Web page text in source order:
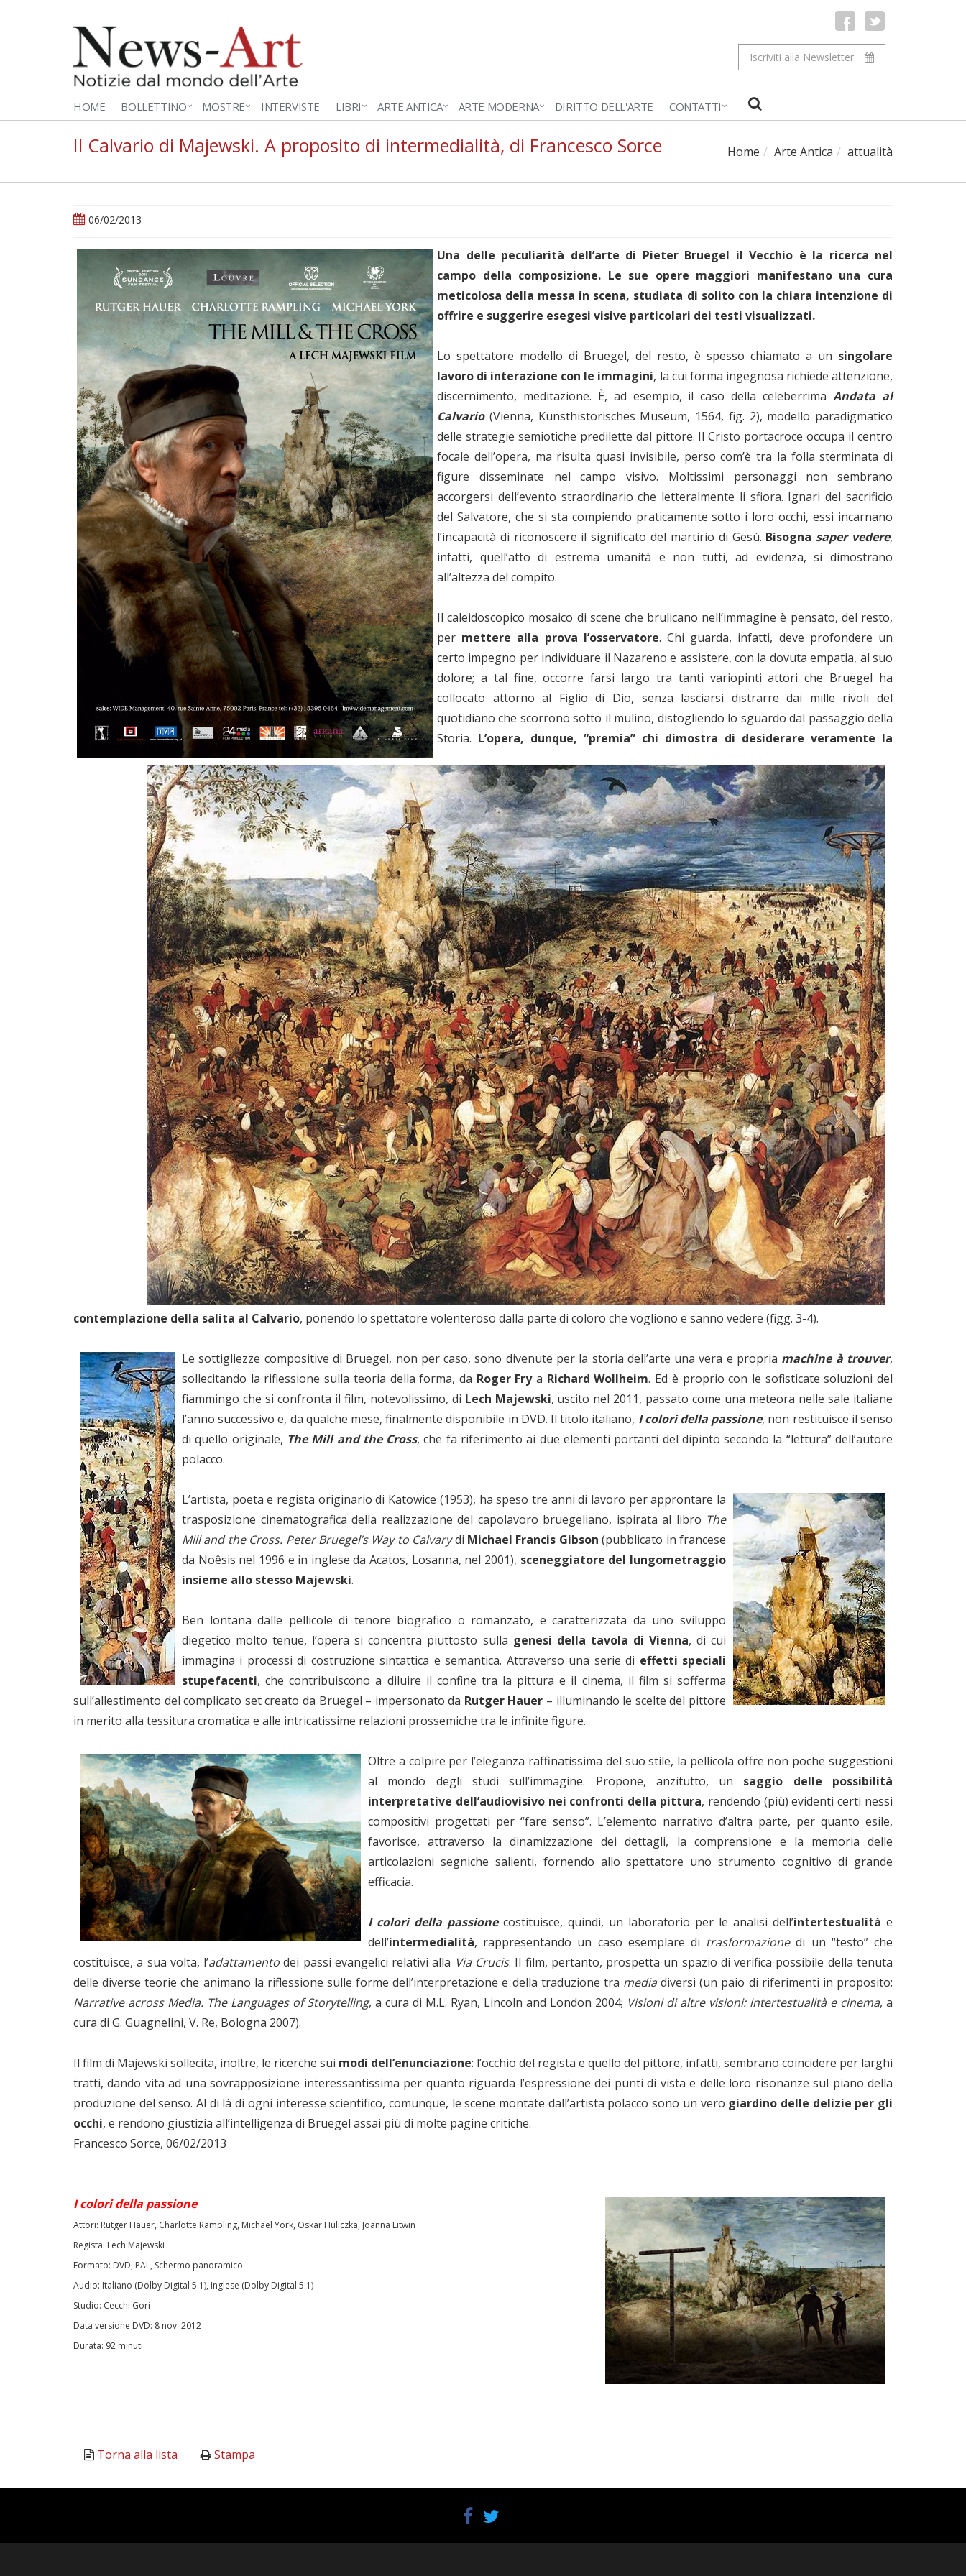
Iscriviti alla Newsletter
HOME BOLLETTINO MOSTRE INTERVISTE LIBRI ARTE ANTICA ARTE MODERNA DIRITTO DELL'ARTE CONTATTI
Il Calvario di Majewski. A proposito di intermedialità, di Francesco Sorce Home Arte Antica attualità
06/02/2013
Una delle peculiarità dell’arte di Pieter Bruegel il Vecchio è la ricerca nel
campo della composizione. Le sue opere maggiori manifestano una cura
meticolosa della messa in scena, studiata di solito con la chiara intenzione di
offrire e suggerire esegesi visive particolari dei testi visualizzati.
Lo spettatore modello di Bruegel, del resto, è spesso chiamato a un singolare
lavoro di interazione con le immagini, la cui forma ingegnosa richiede attenzione,
discernimento, meditazione. È, ad esempio, il caso della celeberrimaAndata al
Calvario (Vienna, Kunsthistorisches Museum, 1564, fig. 2), modello paradigmatico
delle strategie semiotiche predilette dal pittore. Il Cristo portacroce occupa il centro
focale dell’opera, ma risulta quasi invisibile, perso com’è tra la folla sterminata di
figure disseminate nel campo visivo. Moltissimi personaggi non sembrano
accorgersi dell’evento straordinario che letteralmente li sfiora. Ignari del sacrificio
del Salvatore, che si sta compiendo praticamente sotto i loro occhi, essi incarnano
l’incapacità di riconoscere il significato del martirio di Gesù. Bisogna saper vedere,
infatti, quell’atto di estrema umanità e non tutti, ad evidenza, si dimostrano
all’altezza del compito.
Il caleidoscopico mosaico di scene che brulicano nell’immagine è pensato, del resto,
per mettere alla prova l’osservatore. Chi guarda, infatti, deve profondere un
certo impegno per individuare il Nazareno e assistere, con la dovuta empatia, al suo
dolore; a tal fine, occorre farsi largo tra tanti variopinti attori che Bruegel ha
collocato attorno al Figlio di Dio, senza lasciarsi distrarre dai mille rivoli del
quotidiano che scorrono sotto il mulino, distogliendo lo sguardo dal passaggio della
Storia. L’opera, dunque, “premia” chi dimostra di desiderare veramente la
contemplazione della salita al Calvario, ponendo lo spettatore volenteroso dalla parte di coloro che vogliono e sanno vedere (figg. 3-4).
Le sottigliezze compositive di Bruegel, non per caso, sono divenute per la storia dell’arte una vera e propria machine à trouver,
sollecitando la riflessione sulla teoria della forma, da Roger Frya Richard Wollheim. Ed è proprio con le sofisticate soluzioni del
fiammingo che si confronta il film, notevolissimo, di Lech Majewski, uscito nel 2011, passato come una meteora nelle sale italiane
l’anno successivo e, da qualche mese, finalmente disponibile in DVD. Il titolo italiano, I colori della passione, non restituisce il senso
di quello originale, The Mill and the Cross, che fa riferimento ai due elementi portanti del dipinto secondo la “lettura” dell’autore
polacco.
L’artista, poeta e regista originario di Katowice (1953), ha speso tre anni di lavoro per approntare la
trasposizione cinematografica della realizzazione del capolavoro bruegeliano, ispirata al libro The
Mill and the Cross. Peter Bruegel’s Way to Calvarydi Michael Francis Gibson (pubblicato in francese
da Noêsis nel 1996 e in inglese da Acatos, Losanna, nel 2001), sceneggiatore del lungometraggio
insieme allo stesso Majewski.
Ben lontana dalle pellicole di tenore biografico o romanzato, e caratterizzata da uno sviluppo
diegetico molto tenue, l’opera si concentra piuttosto sulla genesi della tavola di Vienna, di cui
immagina i processi di costruzione sintattica e semantica. Attraverso una serie di effetti speciali
stupefacenti, che contribuiscono a diluire il confine tra la pittura e il cinema, il film si sofferma
sull’allestimento del complicato set creato da Bruegel – impersonato da Rutger Hauer – illuminando le scelte del pittore
in merito alla tessitura cromatica e alle intricatissime relazioni prossemiche tra le infinite figure.
Oltre a colpire per l’eleganza raffinatissima del suo stile, la pellicola offre non poche suggestioni
al mondo degli studi sull’immagine. Propone, anzitutto, un saggio delle possibilità
interpretative dell’audiovisivo nei confronti della pittura, rendendo (più) evidenti certi nessi
compositivi progettati per “fare senso”. L’elemento narrativo d’altra parte, per quanto esile,
favorisce, attraverso la dinamizzazione dei dettagli, la comprensione e la memoria delle
articolazioni segniche salienti, fornendo allo spettatore uno strumento cognitivo di grande
efficacia.
I colori della passionecostituisce, quindi, un laboratorio per le analisi dell’intertestualità e
dell’intermedialità, rappresentando un caso esemplare di trasformazionedi un “testo” che
costituisce, a sua volta, l’adattamento dei passi evangelici relativi alla Via Crucis. Il film, pertanto, prospetta un spazio di verifica possibile della tenuta
delle diverse teorie che animano la riflessione sulle forme dell’interpretazione e della traduzione tra mediadiversi (un paio di riferimenti in proposito:
Narrative across Media. The Languages of Storytelling, a cura di M.L. Ryan, Lincoln and London 2004; Visioni di altre visioni: intertestualità e cinema, a
cura di G. Guagnelini, V. Re, Bologna 2007).
Il film di Majewski sollecita, inoltre, le ricerche sui modi dell’enunciazione: l’occhio del regista e quello del pittore, infatti, sembrano coincidere per larghi
tratti, dando vita ad una sovrapposizione interessantissima per quanto riguarda l’espressione dei punti di vista e delle loro risonanze sul piano della
produzione del senso. Al di là di ogni interesse scientifico, comunque, le scene montate dall’artista polacco sono un vero giardino delle delizie per gli
occhi, e rendono giustizia all’intelligenza di Bruegel assai più di molte pagine critiche.
Francesco Sorce, 06/02/2013
I colori della passione
Attori: Rutger Hauer, Charlotte Rampling, Michael York, Oskar Huliczka, Joanna Litwin
Regista: Lech Majewski
Formato: DVD, PAL, Schermo panoramico
Audio: Italiano (Dolby Digital 5.1), Inglese (Dolby Digital 5.1)
Studio: Cecchi Gori
Data versione DVD: 8 nov. 2012
Durata: 92 minuti
Torna alla lista Stampa